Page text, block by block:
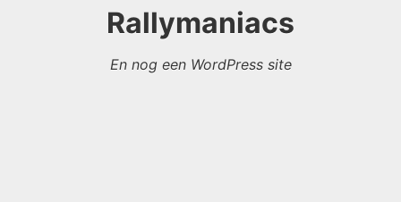
Rallymaniacs
En nog een WordPress site